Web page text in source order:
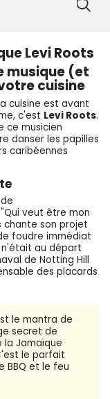
Levi Roots
musique (et
cuisine
cuisine est avant
c'est Levi Roots.
ce musicien
danser les papilles
caribéennes
veut être mon
chante son projet
foudre immédiat
n'était au départ
de Notting Hill
des placards
le mantra de
secret de
la Jamaïque
le parfait
BBQ et le feu